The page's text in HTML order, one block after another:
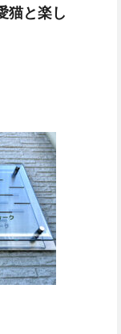
猫と楽し